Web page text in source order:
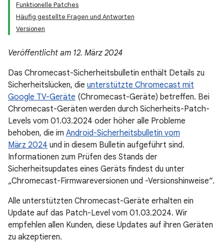
Funktionelle Patches
Häufig gestellte Fragen und Antworten
Versionen
Veröffentlicht am 12. März 2024
Das Chromecast-Sicherheitsbulletin enthält Details zu
Sicherheitslücken, die unterstützte Chromecast mit
Google TV-Geräte (Chromecast-Geräte) betreffen. Bei
Chromecast-Geräten werden durch Sicherheits-Patch-
Levels vom 01.03.2024 oder höher alle Probleme
behoben, die im Android-Sicherheitsbulletin vom
März 2024 und in diesem Bulletin aufgeführt sind.
Informationen zum Prüfen des Stands der
Sicherheitsupdates eines Geräts findest du unter
„Chromecast-Firmwareversionen und -Versionshinweise“.
Alle unterstützten Chromecast-Geräte erhalten ein
Update auf das Patch-Level vom 01.03.2024. Wir
empfehlen allen Kunden, diese Updates auf ihren Geräten
zu akzeptieren.